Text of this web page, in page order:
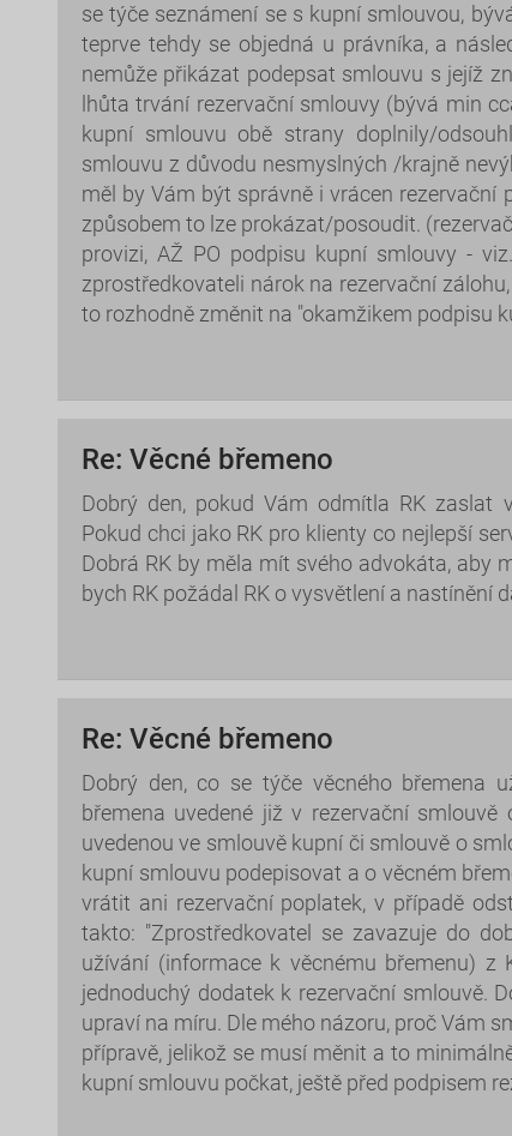
se týče seznámení se s kupní smlouvou,
teprve tehdy se objedná u právníka, a
nemůže přikázat podepsat smlouvu s jejíž
lhůta trvání rezervační smlouvy (bývá min
kupní smlouvu obě strany doplnily/
smlouvu z důvodu nesmyslných /krajně
měl by Vám být správně i vrácen
způsobem to lze prokázat/posoudit.
provizi, AŽ PO podpisu kupní smlouvy -
zprostředkovateli nárok na rezervační
to rozhodně změnit na "okamžikem podpisu
Re: Věcné břemeno
Dobrý den, pokud Vám odmítla RK zaslat
Pokud chci jako RK pro klienty co nejlepší
Dobrá RK by měla mít svého advokáta, aby
bych RK požádal RK o vysvětlení a nastínění
Re: Věcné břemeno
Dobrý den, co se týče věcného břemena
břemena uvedené již v rezervační
uvedenou ve smlouvě kupní či smlouvě o
kupní smlouvu podepisovat a o věcném
vrátit ani rezervační poplatek, v případě
takto: "Zprostředkovatel se zavazuje do
užívání (informace k věcnému břemenu)
jednoduchý dodatek k rezervační smlouvě.
upraví na míru. Dle mého názoru, proč Vám
přípravě, jelikož se musí měnit a to
kupní smlouvu počkat, ještě před podpisem